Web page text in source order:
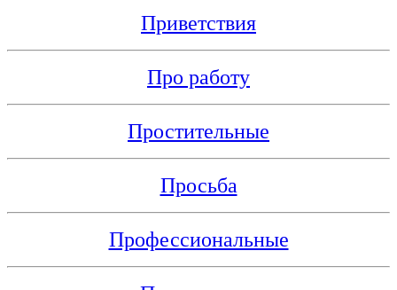
Приветствия
Про работу
Простительные
Просьба
Профессиональные